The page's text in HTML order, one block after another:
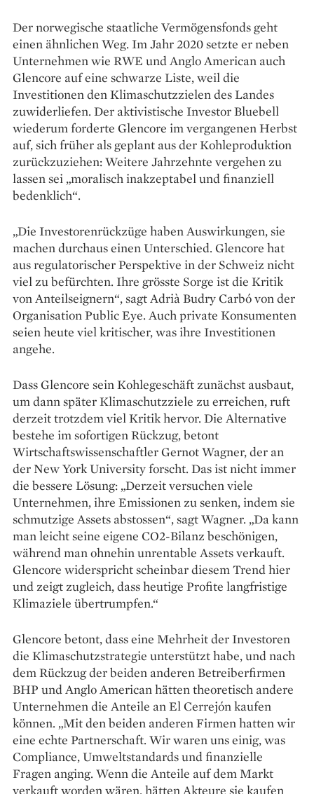
Der norwegische staatliche Vermögensfonds geht
einen ähnlichen Weg. Im Jahr 2020 setzte er neben
Unternehmen wie RWE und Anglo American auch
Glencore auf eine schwarze Liste, weil die
Investitionen den Klimaschutzzielen des Landes
zuwiderliefen. Der aktivistische Investor Bluebell
wiederum forderte Glencore im vergangenen Herbst
auf, sich früher als geplant aus der Kohleproduktion
zurückzuziehen: Weitere Jahr­zehnte vergehen zu
lassen sei „moralisch in­akzep­tabel und finanziell
bedenklich“.
„Die Investorenrückzüge haben Auswir­kungen, sie
machen durchaus einen Unterschied. Glencore hat
aus regulatorischer Perspektive in der Schweiz nicht
viel zu befürchten. Ihre grösste Sorge ist die Kritik
von Anteilseignern“, sagt Adrià Budry Carbó von der
Organisation Public Eye. Auch private Konsumenten
seien heute viel kritischer, was ihre Investitionen
angehe.
Dass Glencore sein Kohlegeschäft zunächst ausbaut,
um dann später Klimaschutzziele zu erreichen, ruft
derzeit trotzdem viel Kritik hervor. Die Alternative
bestehe im sofortigen Rückzug, betont
Wirtschaftswissenschaftler Gernot Wagner, der an
der New York University forscht. Das ist nicht immer
die bessere Lösung: „Derzeit versuchen viele
Unternehmen, ihre Emissionen zu senken, indem sie
schmutzige Assets abstossen“, sagt Wagner. „Da kann
man leicht seine eigene CO2-Bilanz beschönigen,
während man ohnehin unrentable Assets verkauft.
Glencore widerspricht scheinbar diesem Trend hier
und zeigt zugleich, dass heutige Profite langfristige
Klimaziele übertrumpfen.“
Glencore betont, dass eine Mehrheit der Investoren
die Klimaschutzstrategie unterstützt habe, und nach
dem Rückzug der beiden anderen Betreiberfirmen
BHP und Anglo American hätten theoretisch andere
Unternehmen die Anteile an El Cerrejón kaufen
können. „Mit den beiden anderen Firmen hatten wir
eine echte Partnerschaft. Wir waren uns einig, was
Compliance, Umweltstandards und finanzielle
Fragen an­ging. Wenn die Anteile auf dem Markt
verkauft worden wären, hätten Akteure sie kaufen